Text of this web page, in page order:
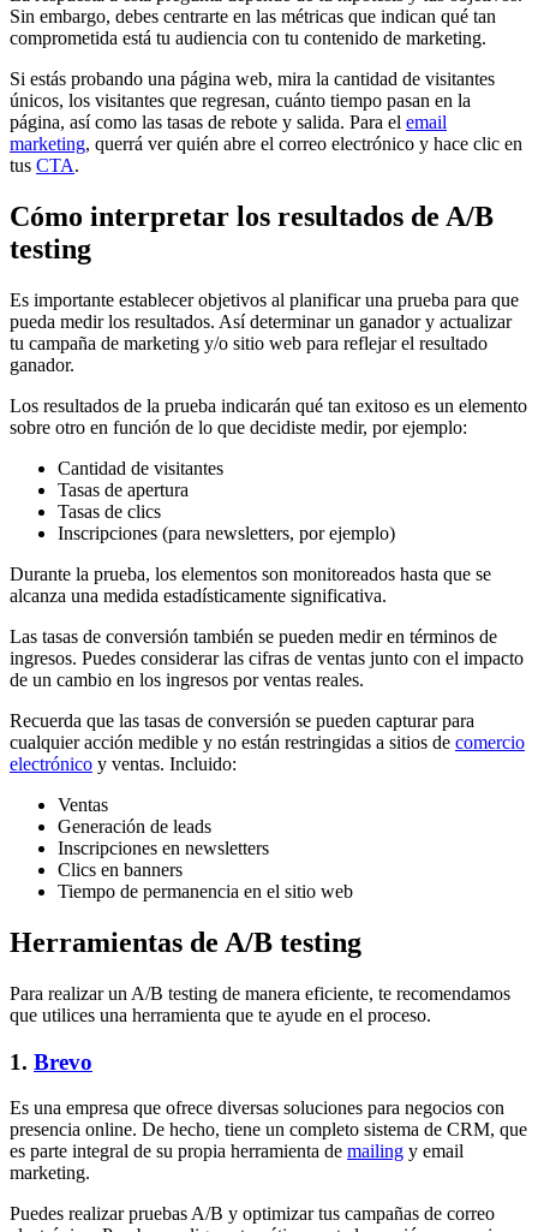
Sin embargo, debes centrarte en las métricas que indican qué tan
comprometida está tu audiencia con tu contenido de marketing.
Si estás probando una página web, mira la cantidad de visitantes
únicos, los visitantes que regresan, cuánto tiempo pasan en la
página, así como las tasas de rebote y salida. Para el email
marketing, querrá ver quién abre el correo electrónico y hace clic en
tus CTA.
Cómo interpretar los resultados de A/B
testing
Es importante establecer objetivos al planificar una prueba para que
pueda medir los resultados. Así determinar un ganador y actualizar
tu campaña de marketing y/o sitio web para reflejar el resultado
ganador.
Los resultados de la prueba indicarán qué tan exitoso es un elemento
sobre otro en función de lo que decidiste medir, por ejemplo:
Cantidad de visitantes
Tasas de apertura
Tasas de clics
Inscripciones (para newsletters, por ejemplo)
Durante la prueba, los elementos son monitoreados hasta que se
alcanza una medida estadísticamente significativa.
Las tasas de conversión también se pueden medir en términos de
ingresos. Puedes considerar las cifras de ventas junto con el impacto
de un cambio en los ingresos por ventas reales.
Recuerda que las tasas de conversión se pueden capturar para
cualquier acción medible y no están restringidas a sitios de comercio
electrónico y ventas. Incluido:
Ventas
Generación de leads
Inscripciones en newsletters
Clics en banners
Tiempo de permanencia en el sitio web
Herramientas de A/B testing
Para realizar un A/B testing de manera eficiente, te recomendamos
que utilices una herramienta que te ayude en el proceso.
1. Brevo
Es una empresa que ofrece diversas soluciones para negocios con
presencia online. De hecho, tiene un completo sistema de CRM, que
es parte integral de su propia herramienta de mailing y email
marketing.
Puedes realizar pruebas A/B y optimizar tus campañas de correo